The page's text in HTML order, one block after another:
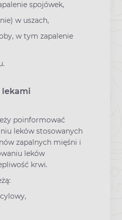
spojówek,
w uszach,
w tym zapalenie
lekami
poinformować
leków stosowanych
zapalnych mięśni i
leków
krwi.